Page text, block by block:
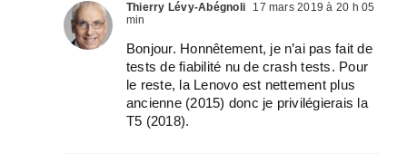
Thierry Lévy-Abégnoli
17 mars 2019 à 20 h 05
min
Bonjour. Honnêtement, je n’ai pas fait de
tests de fiabilité nu de crash tests. Pour
le reste, la Lenovo est nettement plus
ancienne (2015) donc je privilégierais la
T5 (2018).